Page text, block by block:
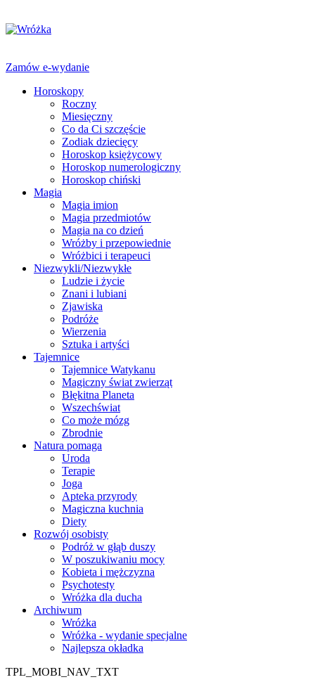
Zamów e-wydanie
Horoskopy
Roczny
Miesięczny
Co da Ci szczęście
Zodiak dziecięcy
Horoskop księżycowy
Horoskop numerologiczny
Horoskop chiński
Magia
Magia imion
Magia przedmiotów
Magia na co dzień
Wróżby i przepowiednie
Wróżbici i terapeuci
Niezwykli/Niezwykłe
Ludzie i życie
Znani i lubiani
Zjawiska
Podróże
Wierzenia
Sztuka i artyści
Tajemnice
Tajemnice Watykanu
Magiczny świat zwierząt
Błękitna Planeta
Wszechświat
Co może mózg
Zbrodnie
Natura pomaga
Uroda
Terapie
Joga
Apteka przyrody
Magiczna kuchnia
Diety
Rozwój osobisty
Podróż w głąb duszy
W poszukiwaniu mocy
Kobieta i mężczyzna
Psychotesty
Wróżka dla ducha
Archiwum
Wróżka
Wróżka - wydanie specjalne
Najlepsza okładka
TPL_MOBI_NAV_TXT